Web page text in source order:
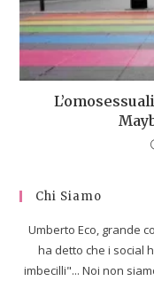
Chi Siamo
Umberto Eco, grande
ha detto che i social
imbecilli"... Noi non